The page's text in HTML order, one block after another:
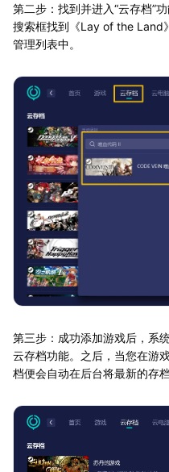
第二步：找到并进入“云存档”
搜索框找到《Lay of the Land
管理列表中。
第三步：成功添加游戏后，系
云存档功能。之后，当您在游
档便会自动在后台将最新的存